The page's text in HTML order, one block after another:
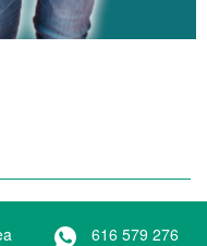
616 579 276